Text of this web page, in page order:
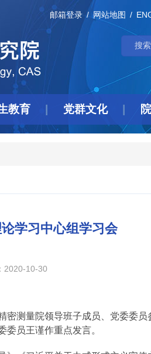
邮箱登录 网站地图
教育 党群文化
学习中心组学习会
10-30
密测量院领导班子成员、党委委
员王谨作重点发言。